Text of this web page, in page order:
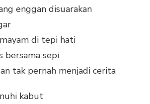
enggan disuarakan
di tepi hati
bersama sepi
tak pernah menjadi cerita
kabut